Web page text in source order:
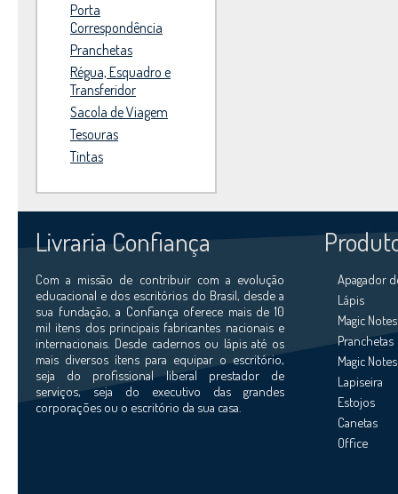
Porta
Correspondência
Pranchetas
Régua, Esquadro e
Transferidor
Sacola de Viagem
Tesouras
Tintas
Livraria Confiança
Com a missão de contribuir com a evolução
educacional e dos escritórios do Brasil, desde a
sua fundação, a Confiança oferece mais de 10
mil itens dos principais fabricantes nacionais e
internacionais. Desde cadernos ou lápis até os
mais diversos ítens para equipar o escritório,
seja do profissional liberal prestador de
serviços, seja do executivo das grandes
corporações ou o escritório da sua casa.
Apagador
Lápis
Magic
Pranchetas
Magic
Lapiseira
Estojos
Canetas
Office